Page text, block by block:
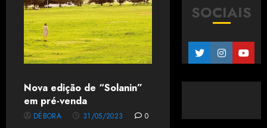
Nova edição de “Solanin”
em pré-venda
DÉBORA 31/05/2023 0
SOCIAIS